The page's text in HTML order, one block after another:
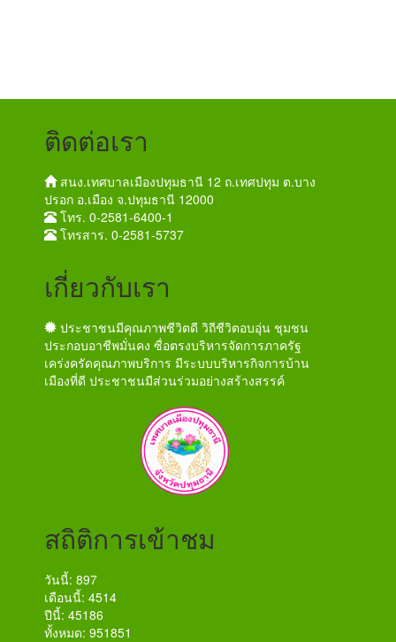
ติดต่อเรา
สนง.เทศบาลเมืองปทุมธานี 12 ถ.เทศปทุม ต.บาง
ปรอก อ.เมือง จ.ปทุมธานี 12000
โทร. 0-2581-6400-1
โทรสาร. 0-2581-5737
เกี่ยวกับเรา
ประชาชนมีคุณภาพชีวิตดี วิถีชีวิตอบอุ่น ชุมชน
ประกอบอาชีพมั่นคง ซื่อตรงบริหารจัดการภาครัฐ
เคร่งครัดคุณภาพบริการ มีระบบบริหารกิจการบ้าน
เมืองที่ดี ประชาชนมีส่วนร่วมอย่างสร้างสรรค์
สถิติการเข้าชม
วันนี้: 897
เดือนนี้: 4514
ปีนี้: 45186
ทั้งหมด: 951851